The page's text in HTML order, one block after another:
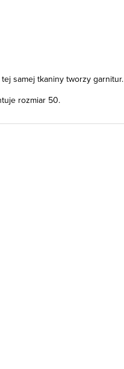
samej tkaniny tworzy garnitur.
rozmiar 50.